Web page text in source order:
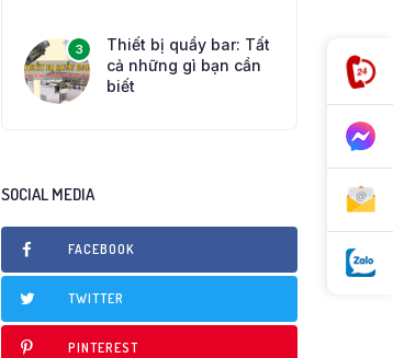
3
Thiết bị quầy bar: Tất
cả những gì bạn cần
biết
SOCIAL MEDIA
FACEBOOK
TWITTER
PINTEREST